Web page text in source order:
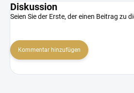
Diskussion
Seien Sie der Erste, der einen Beitrag zu
Kommentar hinzufügen